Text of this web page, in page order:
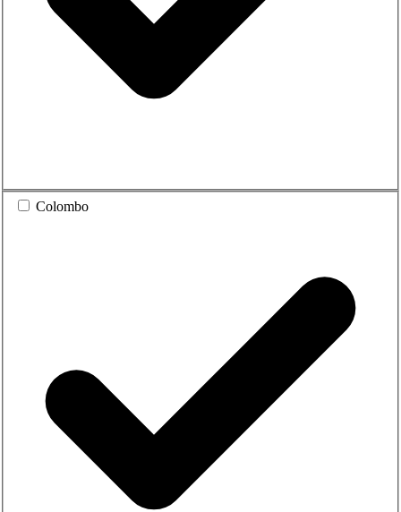
Colombo